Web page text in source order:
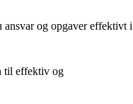
ansvar og opgaver effektivt i
til effektiv og